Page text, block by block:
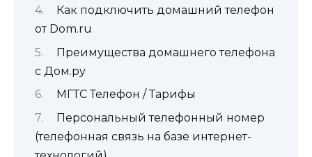
Как подключить домашний телефон
от Dom.ru
Преимущества домашнего телефона
с Дом.ру
МГТС Телефон / Тарифы
Персональный телефонный номер
(телефонная связь на базе интернет-